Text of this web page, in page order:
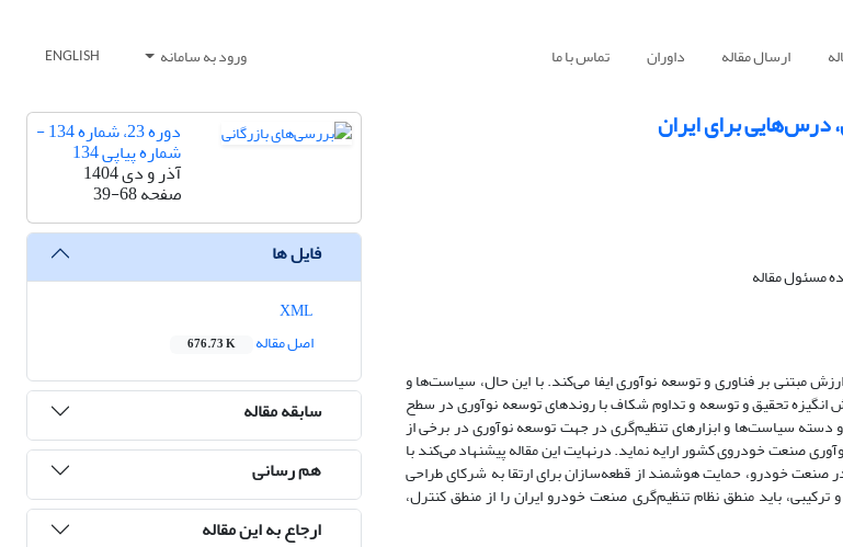
ارسال مقاله داوران تماس با ما ورود به سامانه ENGLISH
درس‌هایی برای ایران
مسئول مقاله
ارزش مبتنی بر فناوری و توسعه نوآوری ایفا میکند. با این حال، سیاستها و
تحقیق و توسعه و تداوم شکاف با روندهای توسعه نوآوری در سطح
و دسته سیاستها و ابزارهای تنظیمگری در جهت توسعه نوآوری در برخی از
صنعت خودروی کشور ارایه نماید. درنهایت این مقاله پیشنهاد میکند با
صنعت خودرو، حمایت هوشمند از قطعهسازان برای ارتقا به شرکای طراحی
باید منطق نظام تنظیمگری صنعت خودرو ایران را از منطق کنترل،
دوره 23، شماره 134 -
شماره پیاپی 134
آذر و دی 1404
صفحه39-68
فایل ها
اصل مقاله
676.73 K
سابقه مقاله
هم رسانی
ارجاع به این مقاله